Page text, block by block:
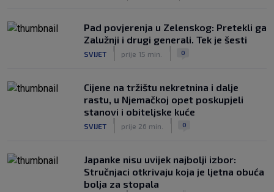
Pad povjerenja u Zelenskog: Pretekli ga
Zalužnji i drugi generali. Tek je šesti
SVIJET prije 15 min. 0
Cijene na tržištu nekretnina i dalje
rastu, u Njemačkoj opet poskupjeli
stanovi i obiteljske kuće
SVIJET prije 26 min. 0
Japanke nisu uvijek najbolji izbor:
Stručnjaci otkrivaju koja je ljetna obuća
bolja za stopala